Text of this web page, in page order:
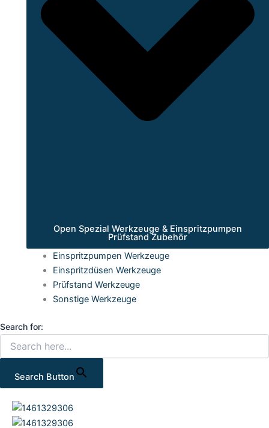
Open Spezial Werkzeuge & Einspritzpumpen
Prüfstand Zubehör
Einspritzpumpen Werkzeuge
Einspritzdüsen Werkzeuge
Prüfstand Werkzeuge
Sonstige Werkzeuge
Search for:
Search Button